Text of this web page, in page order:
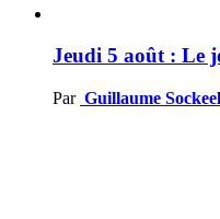
Jeudi 5 août : Le
Par Guillaume Sockeel